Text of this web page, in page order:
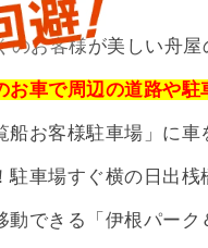
のお客様が美しい舟屋
お車で周辺の道路や駐
船お客様駐車場」に車
車場すぐ横の日出桟
できる「伊根パーク